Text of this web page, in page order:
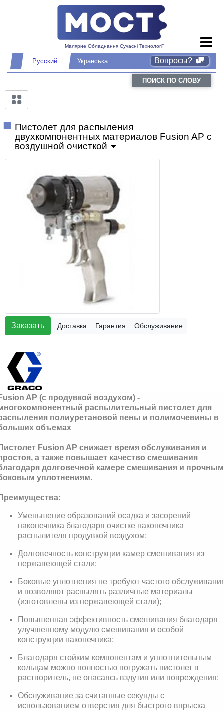
Малярне Обладнання Сучасні Технології
Русский Укранська Вопросы?
ПОИСК ПО СЛОВУ
Пистолет для распыления
двухкомпонентных материалов Fusion AP с
воздушной очисткой
Заказать Доставка Гарантия Обслуживание
AP (с продувкой воздухом) -
распылительный пистолет для
полиуретановой пены и полимочевины в
объемах
Fusion AP снижает время обслуживания и
а также повышает качество смешивания
долговечной камере смешивания и прочным
уплотнениям.
Уменьшение образований осадка и засорений
наконечника благодаря очистке наконечника
распылителя продувкой воздухом;
Долговечность конструкции камер смешивания из
нержавеющей стали;
Боковые уплотнения не требуют частого
и позволяют распылять различные материалы
(изготовлены из нержавеющей стали);
Повышенная эффективность смешивания благодаря
улучшенному модулю смешивания и особой
конструкции наконечника;
Благодаря стойким компонентам и уплотнительным
кольцам можно полностью погружать пистолет в
растворитель, не опасаясь вздутия или повреждения;
Обслуживание за считанные секунды с
использованием отверстия для быстрого впрыска